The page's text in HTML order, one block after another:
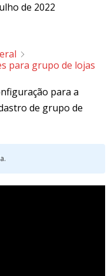
de 2022
para grupo de lojas
para a
de grupo de